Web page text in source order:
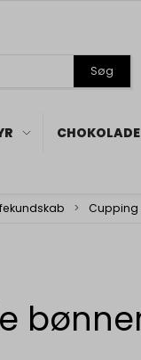
Søg
CHOKOLADE
Cupping